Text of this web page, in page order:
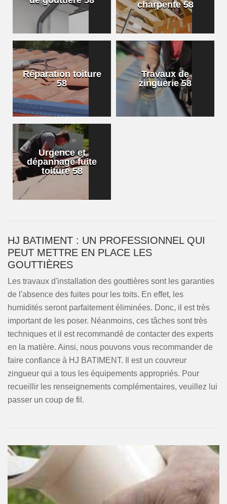
charpente 58
Réparation toiture
58
Travaux de
zinguerie 58
Urgence et
dépannage fuite
toiture 58
HJ BATIMENT : UN PROFESSIONNEL QUI
PEUT METTRE EN PLACE LES
GOUTTIÈRES
Les travaux d'installation des gouttières sont les garanties
de l'absence des fuites pour les toits. En effet, les
humidités seront parfaitement éliminées. Donc, il est très
important de les poser. Néanmoins, ces tâches sont très
techniques et il est recommandé de contacter des experts
en la matière. Ainsi, nous pouvons vous recommander de
faire confiance à HJ BATIMENT. Il est un couvreur
zingueur qui a tous les équipements appropriés. Pour
recueillir les renseignements complémentaires, veuillez lui
passer un coup de fil.